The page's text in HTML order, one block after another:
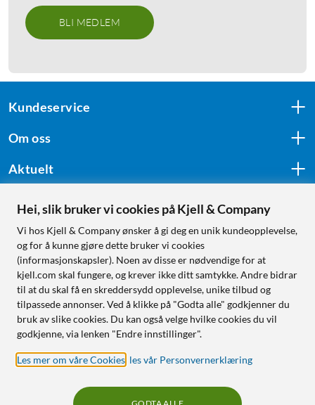
BLI MEDLEM
Kundeservice
Om oss
Aktuelt
Følg oss
Handle fra:
Sverige
Norge
Hei, slik bruker vi cookies på Kjell & Company
Vi hos Kjell & Company ønsker å gi deg en unik kundeopplevelse,
og for å kunne gjøre dette bruker vi cookies
(informasjonskapsler). Noen av disse er nødvendige for at
kjell.com skal fungere, og krever ikke ditt samtykke. Andre bidrar
til at du skal få en skreddersydd opplevelse, unike tilbud og
tilpassede annonser. Ved å klikke på "Godta alle" godkjenner du
bruk av slike cookies. Du kan også velge hvilke cookies du vil
godkjenne, via lenken "Endre innstillinger".
Les mer om våre Cookies les vår Personvernerklæring